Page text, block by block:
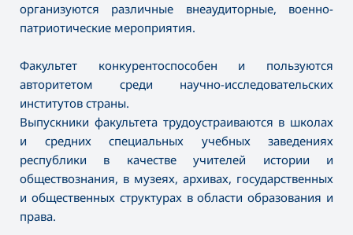
организуются различные внеаудиторные, военно-
патриотические мероприятия.
Факультет конкурентоспособен и пользуются
авторитетом среди научно-исследовательских
институтов страны.
Выпускники факультета трудоустраиваются в школах
и средних специальных учебных заведениях
республики в качестве учителей истории и
обществознания, в музеях, архивах, государственных
и общественных структурах в области образования и
права.